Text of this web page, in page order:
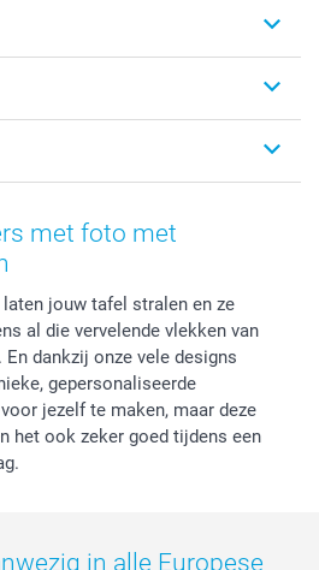
met foto met
jouw tafel stralen en ze
al die vervelende vlekken van
dankzij onze vele designs
gepersonaliseerde
jezelf te maken, maar deze
het ook zeker goed tijdens een
in alle Europese